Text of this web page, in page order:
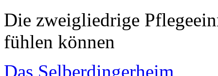
Die zweigliedrige
fühlen können
Das Selberdingerheim